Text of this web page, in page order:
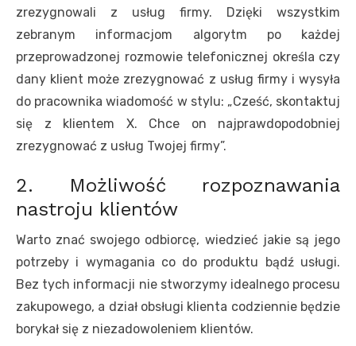
zrezygnowali z usług firmy. Dzięki wszystkim
zebranym informacjom algorytm po każdej
przeprowadzonej rozmowie telefonicznej określa czy
dany klient może zrezygnować z usług firmy i wysyła
do pracownika wiadomość w stylu: „Cześć, skontaktuj
się z klientem X. Chce on najprawdopodobniej
zrezygnować z usług Twojej firmy”.
2. Możliwość rozpoznawania
nastroju klientów
Warto znać swojego odbiorcę, wiedzieć jakie są jego
potrzeby i wymagania co do produktu bądź usługi.
Bez tych informacji nie stworzymy idealnego procesu
zakupowego, a dział obsługi klienta codziennie będzie
borykał się z niezadowoleniem klientów.